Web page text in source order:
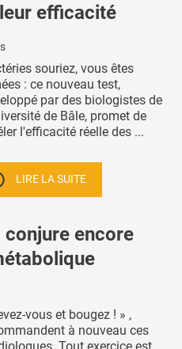
efficacité
souriez, vous êtes
: ce nouveau test,
par des biologistes de
de Bâle, promet de
l'efficacité réelle des ...
LIRE LA SUITE
conjure encore
vous et bougez ! » ,
à nouveau ces